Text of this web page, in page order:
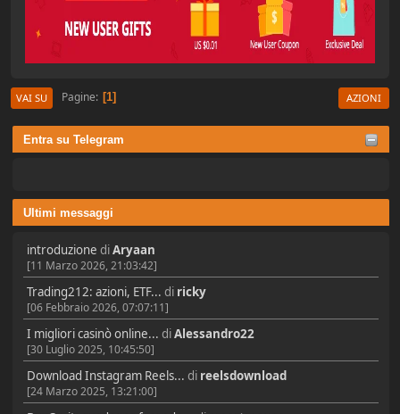
Entra su Telegram
Ultimi messaggi
introduzione diAryaan
[11 Marzo 2026, 21:03:42]
Trading212: azioni, ETF... di ricky
[06 Febbraio 2026, 07:07:11]
I migliori casinò online... diAlessandro22
[30 Luglio 2025, 10:45:50]
Download Instagram Reels... di reelsdownload
[24 Marzo 2025, 13:21:00]
VAI SU Pagine 1 AZIONI